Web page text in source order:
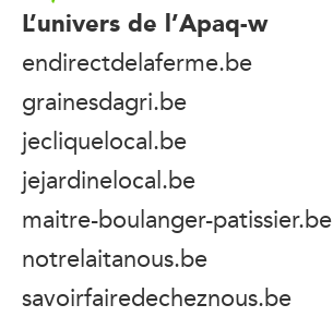
L’univers de l’Apaq-w
endirectdelaferme.be
grainesdagri.be
jecliquelocal.be
jejardinelocal.be
maitre-boulanger-patissier.be
notrelaitanous.be
savoirfairedecheznous.be